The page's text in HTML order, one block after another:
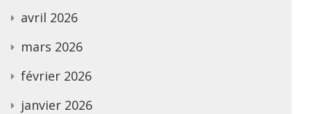
avril 2026
mars 2026
février 2026
janvier 2026